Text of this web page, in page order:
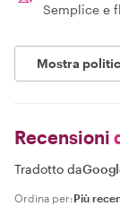
Semplice e
Mostra
Recensioni
Tradotto da
Ordina per: